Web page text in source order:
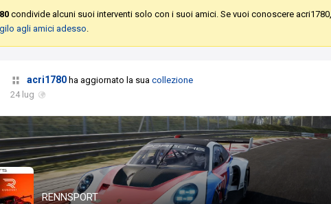
condivide alcuni suoi interventi solo con i suoi amici. Se vuoi conoscere
agli amici adesso
acri1780 ha aggiornato la suacollezione
24 lug
RENNSPORT